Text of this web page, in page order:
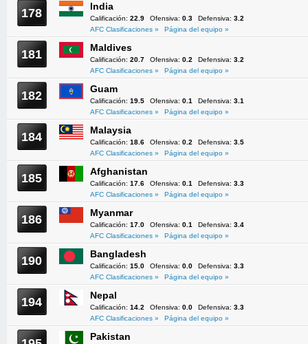
178 India
Calificación: 22.9 Ofensiva: 0.3 Defensiva: 3.2
AFC Clasificaciones »
Página del equipo »
181 Maldives
Calificación: 20.7 Ofensiva: 0.2 Defensiva: 3.2
AFC Clasificaciones »
Página del equipo »
182 Guam
Calificación: 19.5 Ofensiva: 0.1 Defensiva: 3.1
AFC Clasificaciones »
Página del equipo »
184 Malaysia
Calificación: 18.6 Ofensiva: 0.2 Defensiva: 3.5
AFC Clasificaciones »
Página del equipo »
185 Afghanistan
Calificación: 17.6 Ofensiva: 0.1 Defensiva: 3.3
AFC Clasificaciones »
Página del equipo »
186 Myanmar
Calificación: 17.0 Ofensiva: 0.1 Defensiva: 3.4
AFC Clasificaciones »
Página del equipo »
190 Bangladesh
Calificación: 15.0 Ofensiva: 0.0 Defensiva: 3.3
AFC Clasificaciones »
Página del equipo »
194 Nepal
Calificación: 14.2 Ofensiva: 0.0 Defensiva: 3.3
AFC Clasificaciones »
Página del equipo »
Pakistan